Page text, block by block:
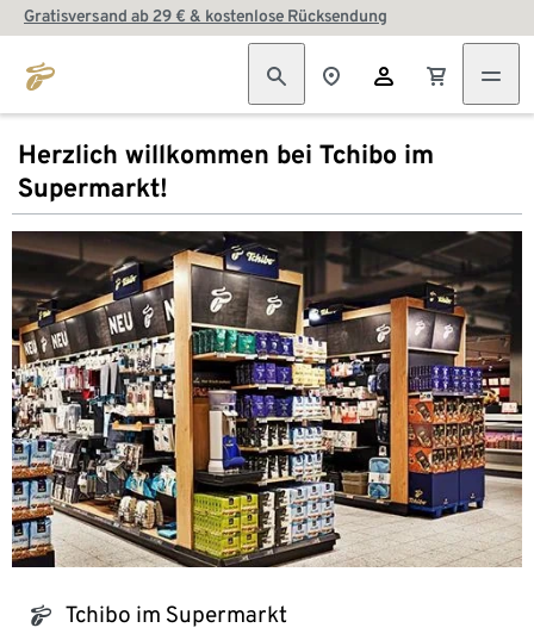
Gratisversand ab 29 € & kostenlose Rücksendung
Herzlich willkommen bei Tchibo im
Supermarkt!
tchibo_logo Tchibo im Supermarkt